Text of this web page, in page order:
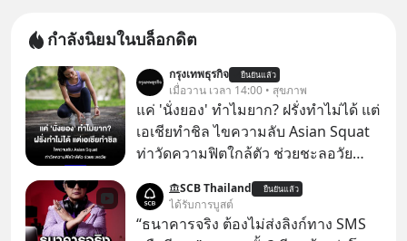
กำลังนิยมในบล็อกดิต
กรุงเทพธุรกิจ ยืนยันแล้ว
เมื่อวาน เวลา 14:00 • สุขภาพ
แค่ 'นั่งยอง' ทำไมยาก? ฝรั่งทำไม่ได้ แต่
เอเชียทำชิล ไขความลับ Asian Squat
ท่าวัดความฟิตใกล้ตัว ช่วยชะลอวัย
ต่างชาติที่พยายามทำ “Asian Squat”
หรือการนั่งยองแบบคนเอเชีย แต่สุดท้าย
SCB Thailand ยืนยันแล้ว
ได้รับการบูสต์
“ธนาคารจริง ต้องไม่ส่งลิงก์ทาง SMS